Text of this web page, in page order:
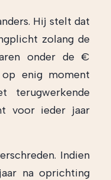
Hij stelt dat
zolang de
onder de €
enig moment
terugwerkende
voor ieder jaar
Indien
na oprichting